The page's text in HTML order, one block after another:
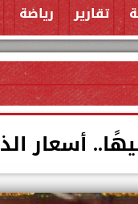
تقارير رياضة